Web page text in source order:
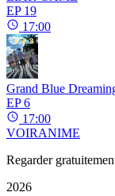
EP 19
17:00
Grand Blue
EP 6
17:00
VOIRANIME
Regarder
2026